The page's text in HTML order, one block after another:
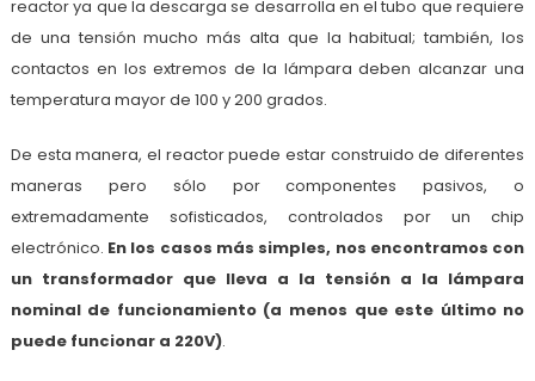
reactor ya que la descarga se desarrolla en el tubo que requiere
de una tensión mucho más alta que la habitual; también, los
contactos en los extremos de la lámpara deben alcanzar una
temperatura mayor de 100 y 200 grados.
De esta manera, el reactor puede estar construido de diferentes
maneras pero sólo por componentes pasivos, o
extremadamente sofisticados, controlados por un chip
electrónico. En los casos más simples, nos encontramos con
un transformador que lleva a la tensión a la lámpara
nominal de funcionamiento (a menos que este último no
puede funcionar a 220V).